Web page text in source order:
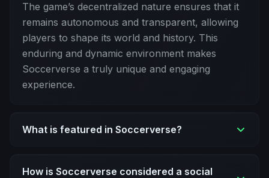
The game’s decentralized nature ensures that it
remains autonomous and transparent, allowing
players to shape its world and history. This
enduring and dynamic environment makes
Soccerverse a truly unique and engaging
experience.
What is featured in Soccerverse?
How is Soccerverse considered a social